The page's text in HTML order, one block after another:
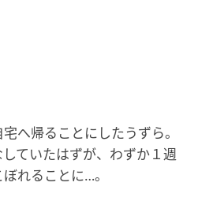
へ帰ることにしたうずら。
ていたはずが、わずか１週
れることに…。